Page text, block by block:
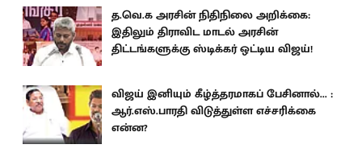
த.வெ.க அரசின் நிதிநிலை அறிக்கை:
இதிலும் திராவிட மாடல் அரசின்
திட்டங்களுக்கு ஸ்டிக்கர் ஒட்டிய விஜய்!
விஜய் இனியும் கீழ்த்தரமாகப் பேசினால்... :
ஆர்.எஸ்.பாரதி விடுத்துள்ள எச்சரிக்கை
என்ன?